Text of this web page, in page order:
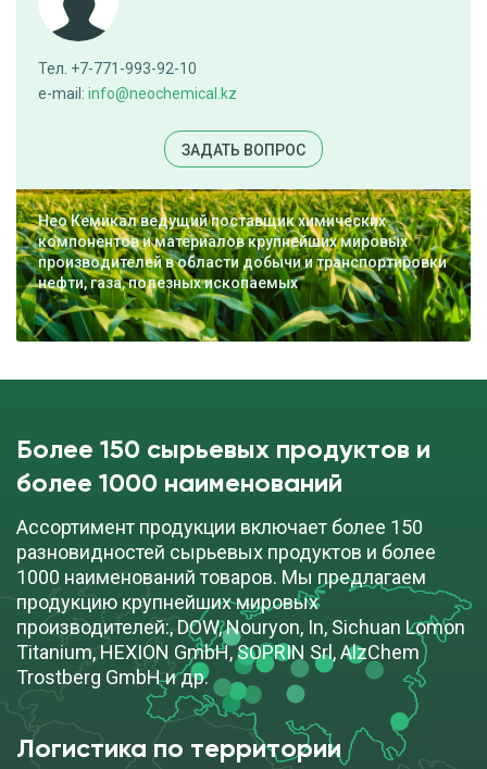
Тел. +7-771-993-92-10
e-mail: info@neochemical.kz
ЗАДАТЬ ВОПРОС
Нео Кемикал ведущий поставщик химических
компонентов и материалов крупнейших мировых
производителей в области добычи и транспортировки
нефти, газа, полезных ископаемых
Более 150 сырьевых продуктов и
более 1000 наименований
Ассортимент продукции включает более 150
разновидностей сырьевых продуктов и более
1000 наименований товаров. Мы предлагаем
продукцию крупнейших мировых
производителей:, DOW, Nouryon, In, Sichuan Lomon
Titanium, HEXION GmbH, SOPRIN Srl, AlzChem
Trostberg GmbH и др.
Логистика по территории